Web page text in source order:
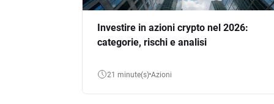
Investire in azioni crypto nel 2026:
categorie, rischi e analisi
21 minute(s) Azioni